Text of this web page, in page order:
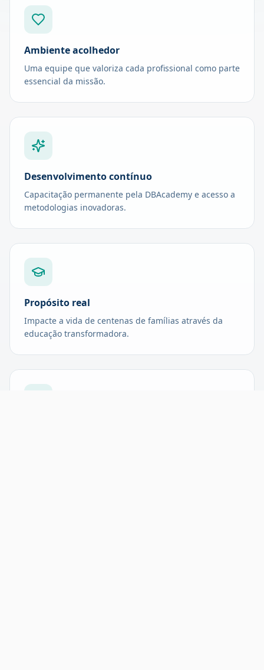
Ambiente acolhedor
Uma equipe que valoriza cada profissional como parte
essencial da missão.
Desenvolvimento contínuo
Capacitação permanente pela DBAcademy e acesso a
metodologias inovadoras.
Propósito real
Impacte a vida de centenas de famílias através da
educação transformadora.